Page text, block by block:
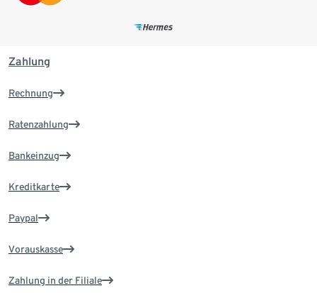
Zahlung
Rechnung
Ratenzahlung
Bankeinzug
Kreditkarte
Paypal
Vorauskasse
Zahlung in der Filiale